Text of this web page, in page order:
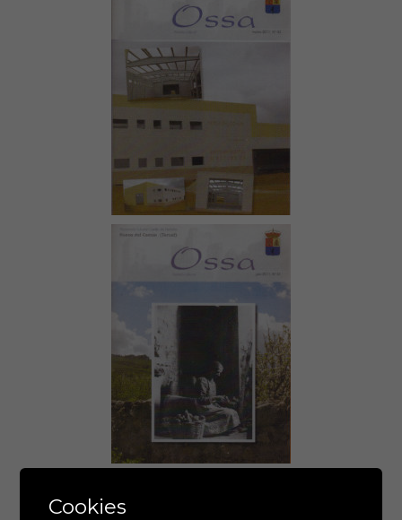
Nº 40 (Marzo de
2011)
Nº 41 (mayo de
2011)
Cookies